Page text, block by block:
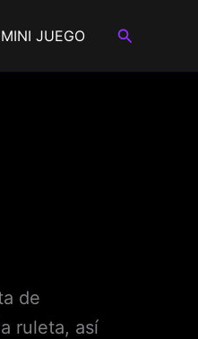
MINI JUEGO Buscar
de
ruleta, así